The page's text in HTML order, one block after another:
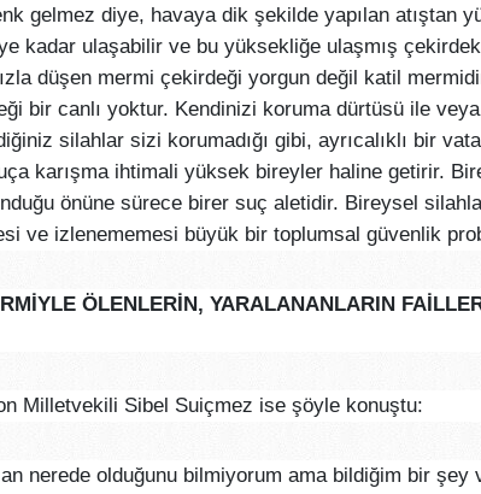
gelmez diye, havaya dik şekilde yapılan atıştan
kadar ulaşabilir ve bu yüksekliğe ulaşmış
düşen mermi çekirdeği yorgun değil katil
bir canlı yoktur. Kendinizi koruma dürtüsü ile
silahlar sizi korumadığı gibi, ayrıcalıklı bir
karışma ihtimali yüksek bireyler haline getirir.
önüne sürece birer suç aletidir. Bireysel
ve izlenememesi büyük bir toplumsal güvenlik
ÖLENLERİN, YARALANANLARIN
Milletvekili Sibel Suiçmez ise şöyle konuştu:
nerede olduğunu bilmiyorum ama bildiğim bir şey